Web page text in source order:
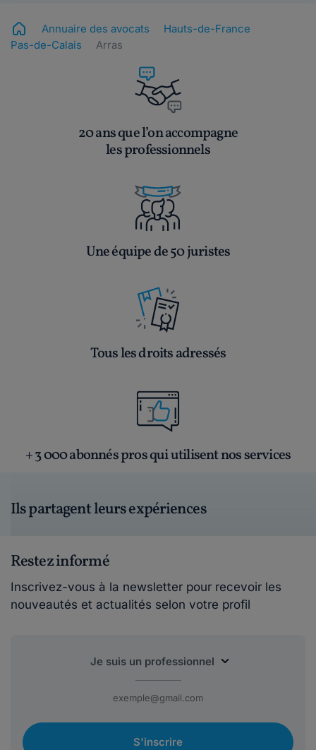
Annuaire des avocats
Hauts-de-France
Pas-de-Calais
Arras
20 ans que l’on accompagne
les professionnels
Une équipe de 50 juristes
Tous les droits adressés
+ 3 000 abonnés pros qui utilisent nos services
Ils partagent leurs expériences
Restez informé
Inscrivez-vous à la newsletter pour recevoir les
nouveautés et actualités selon votre profil
S'inscrire